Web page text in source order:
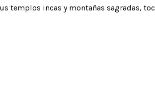
templos incas y montañas sagradas,